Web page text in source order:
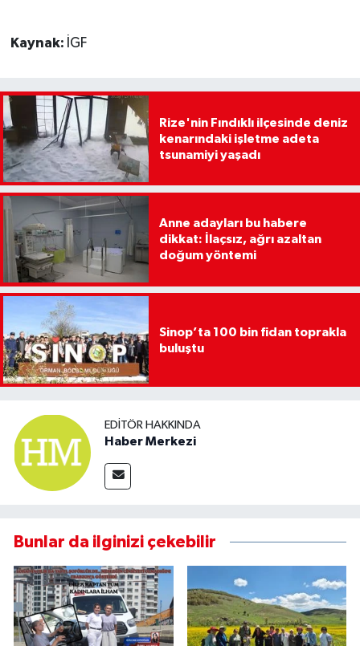
Kaynak: İGF
Rize'nin Fındıklı ilçesinde deniz
kenarındaki işletme adeta
tsunamiyi yaşadı
Anne adayları bu habere
dikkat: İlaçsız, ağrı azaltan
doğum yöntemi
Sinop’ta 100 bin fidan toprakla
buluştu
EDITÖR HAKKINDA
Haber Merkezi
Bunlar da ilginizi çekebilir